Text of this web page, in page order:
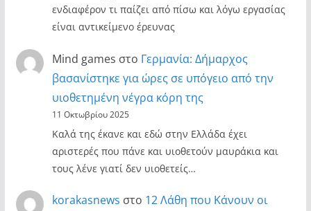
ενδιαφέρον τι παίζει από πίσω και λόγω εργασίας
είναι αντικείμενο έρευνας
Mind games στο Γερμανία: Δήμαρχος
βασανίστηκε για ώρες σε υπόγειο από την
υιοθετημένη νέγρα κόρη της
11 Οκτωβρίου 2025
Καλά της έκανε και εδώ στην Ελλάδα έχει
αριστερές που πάνε και υιοθετούν μαυράκια και
τους λένε γιατί δεν υιοθετείς…
korakasnews στο 12 Λάθη που Κάνουν οι